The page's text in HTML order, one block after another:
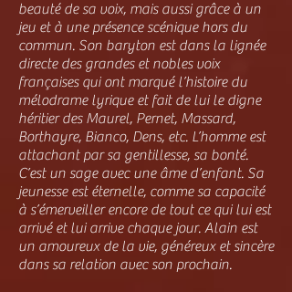
beauté de sa voix, mais aussi grâce à un
jeu et à une présence scénique hors du
commun. Son baryton est dans la lignée
directe des grandes et nobles voix
françaises qui ont marqué l’histoire du
mélodrame lyrique et fait de lui le digne
héritier des Maurel, Pernet, Massard,
Borthayre, Bianco, Dens, etc. L’homme est
attachant par sa gentillesse, sa bonté.
C’est un sage avec une âme d’enfant. Sa
jeunesse est éternelle, comme sa capacité
à s’émerveiller encore de tout ce qui lui est
arrivé et lui arrive chaque jour. Alain est
un amoureux de la vie, généreux et sincère
dans sa relation avec son prochain.